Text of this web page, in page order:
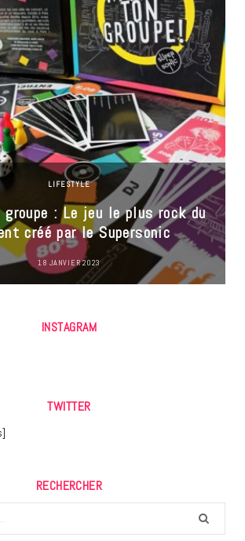
LIFESTYLE
: Le jeu le plus rock du
créé par le Supersonic
18 JANVIER 2023
INSTAGRAM
TWITTER
RECHERCHER